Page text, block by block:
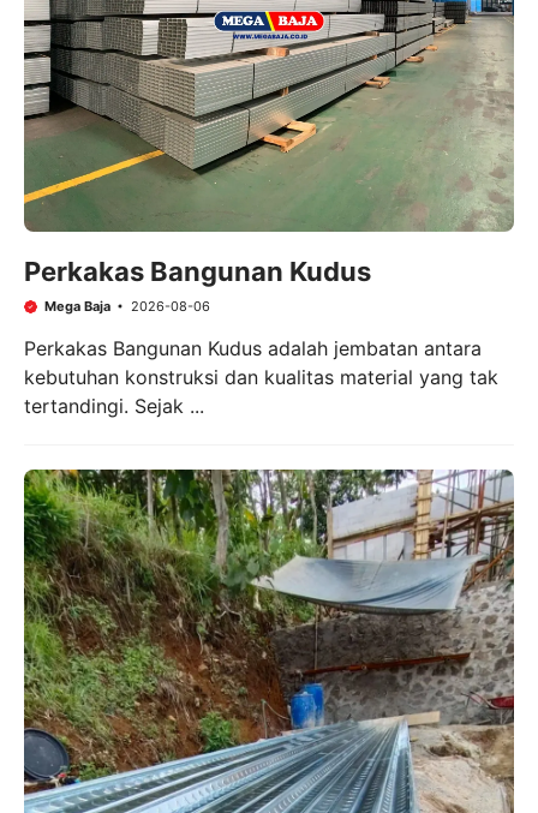
Perkakas Bangunan Kudus
Mega Baja 2026-08-06
Perkakas Bangunan Kudus adalah jembatan antara
kebutuhan konstruksi dan kualitas material yang tak
tertandingi. Sejak ...